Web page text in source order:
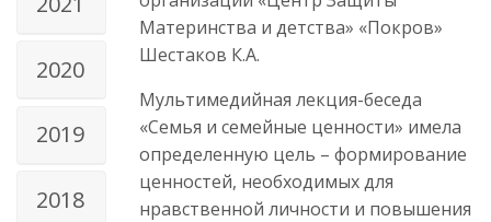
2020
2019
2018
Материнства и детства» «Покров»
Шестаков К.А.
Мультимедийная лекция-беседа
«Семья и семейные ценности» имела
определенную цель – формирование
ценностей, необходимых для
нравственной личности и повышения